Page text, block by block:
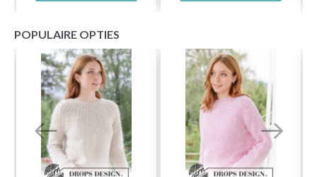
POPULAIRE OPTIES